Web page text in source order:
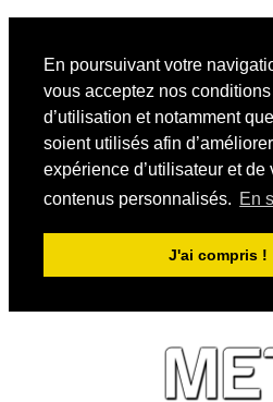
En poursuivant votre
vous acceptez nos
d’utilisation et notamment
soient utilisés afin
expérience d’utilisateur et de
contenus personnalisés. En
J'ai compris !